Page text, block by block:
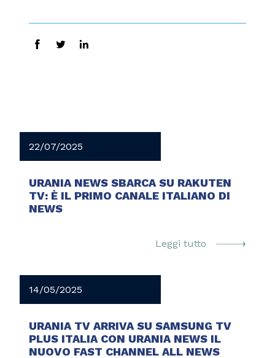
22/07/2025
URANIA NEWS SBARCA SU RAKUTEN
TV: È IL PRIMO CANALE ITALIANO DI
NEWS
Leggi tutto
14/05/2025
URANIA TV ARRIVA SU SAMSUNG TV
PLUS ITALIA CON URANIA NEWS IL
NUOVO FAST CHANNEL ALL NEWS